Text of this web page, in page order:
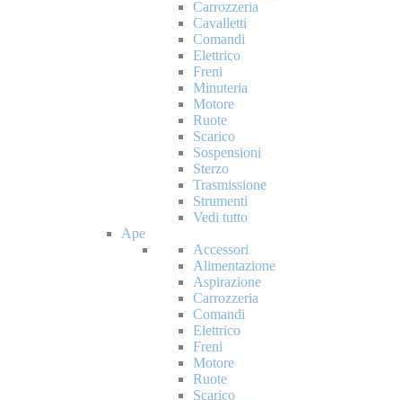
Carrozzeria
Cavalletti
Comandi
Elettrico
Freni
Minuteria
Motore
Ruote
Scarico
Sospensioni
Sterzo
Trasmissione
Strumenti
Vedi tutto
Ape
Accessori
Alimentazione
Aspirazione
Carrozzeria
Comandi
Elettrico
Freni
Motore
Ruote
Scarico